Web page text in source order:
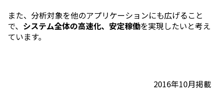
また、分析対象を他のアプリケーションにも広げること
で、 システム全体の高速化、安定稼働を実現したいと考え
ています。
2016年10月掲載